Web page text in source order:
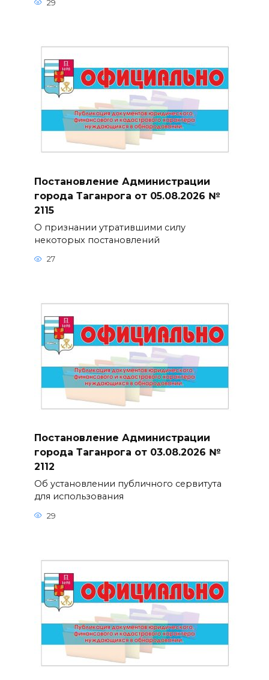
29
Постановление Администрации
города Таганрога от 05.08.2026 №
2115
О признании утратившими силу
некоторых постановлений
27
Постановление Администрации
города Таганрога от 03.08.2026 №
2112
Об установлении публичного сервитута
для использования
29